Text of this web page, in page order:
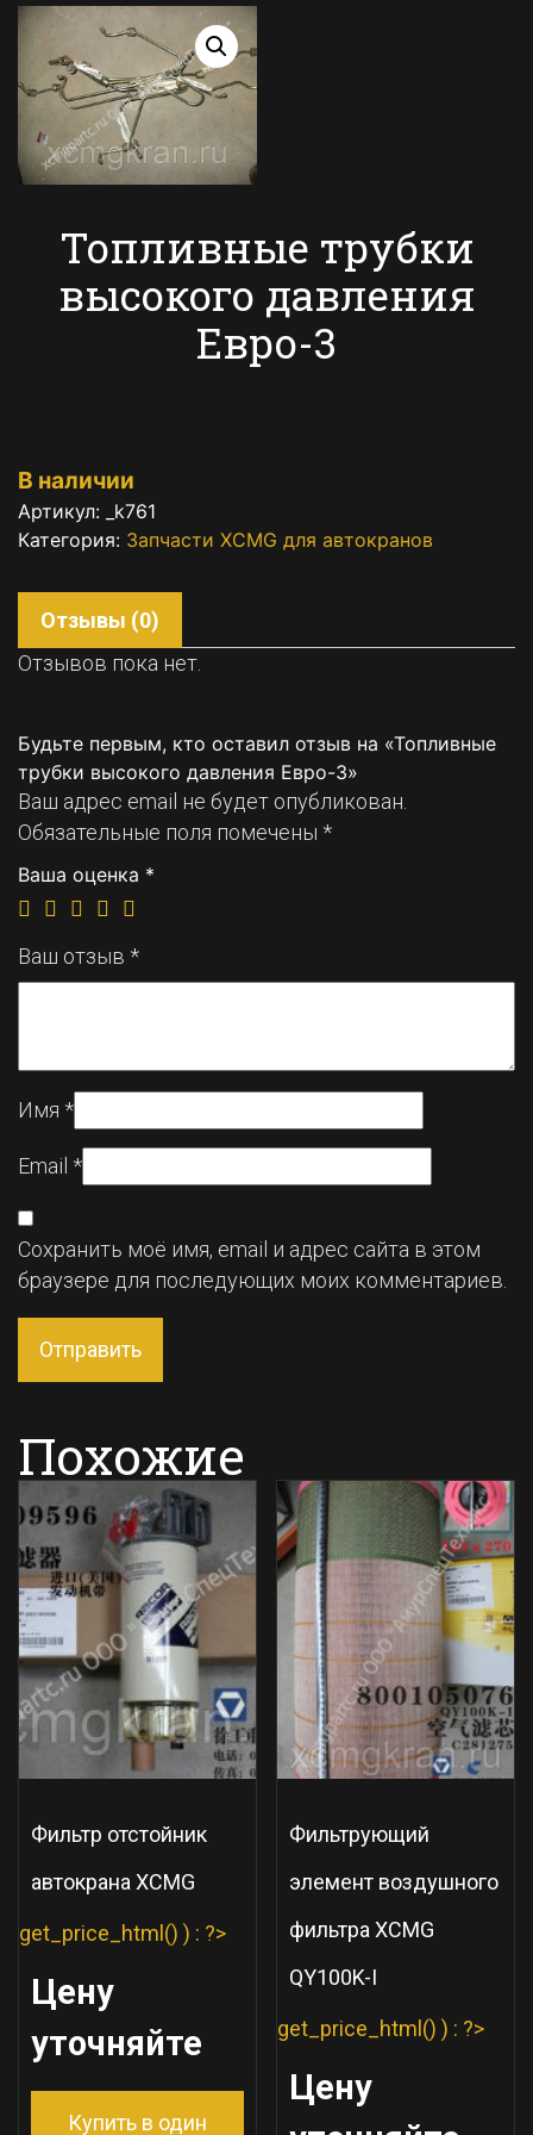
Топливные трубки
высокого давления
Евро-3
В наличии
Артикул:
_k761
Категория: Запчасти XCMG для автокранов
Отзывы (0)
Отзывов пока нет.
Будьте первым, кто оставил отзыв на «Топливные
трубки высокого давления Евро-3»
Ваш адрес email не будет опубликован.
Обязательные поля помечены *
Ваша оценка *
Ваш отзыв *
Имя *
Email *
Сохранить моё имя, email и адрес сайта в этом
браузере для последующих моих комментариев.
Похожие
Фильтр отстойник
автокрана XCMG
get_price_html() ) : ?>
Цену
уточняйте
Купить в один
Фильтрующий
элемент воздушного
фильтра XCMG
QY100K-I
get_price_html() ) : ?>
Цену